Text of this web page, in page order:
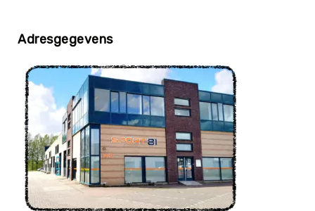
ballen
Pleinballen
Megaballen
Speciale
ballen
Skippyballen
Leerlijnen
Gooien
&
Vangen
Adresgegevens